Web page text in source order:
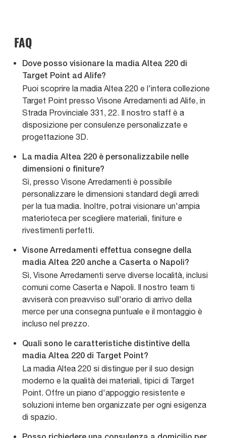
FAQ
Dove posso visionare la madia Altea 220 di
Target Point ad Alife?
Puoi scoprire la madia Altea 220 e l'intera collezione
Target Point presso Visone Arredamenti ad Alife, in
Strada Provinciale 331, 22. Il nostro staff è a
disposizione per consulenze personalizzate e
progettazione 3D.
La madia Altea 220 è personalizzabile nelle
dimensioni o finiture?
Sì, presso Visone Arredamenti è possibile
personalizzare le dimensioni standard degli arredi
per la tua madia. Inoltre, potrai visionare un'ampia
materioteca per scegliere materiali, finiture e
rivestimenti perfetti.
Visone Arredamenti effettua consegne della
madia Altea 220 anche a Caserta o Napoli?
Sì, Visone Arredamenti serve diverse località, inclusi
comuni come Caserta e Napoli. Il nostro team ti
avviserà con preavviso sull'orario di arrivo della
merce per una consegna puntuale e il montaggio è
incluso nel prezzo.
Quali sono le caratteristiche distintive della
madia Altea 220 di Target Point?
La madia Altea 220 si distingue per il suo design
moderno e la qualità dei materiali, tipici di Target
Point. Offre un piano d'appoggio resistente e
soluzioni interne ben organizzate per ogni esigenza
di spazio.